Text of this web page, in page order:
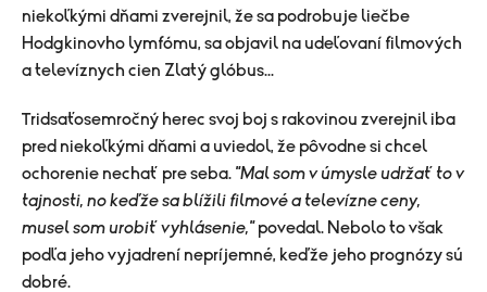
niekoľkými dňami zverejnil, že sa podrobuje liečbe
Hodgkinovho lymfómu, sa objavil na udeľovaní filmových
a televíznych cien Zlatý glóbus...
Tridsaťosemročný herec svoj boj s rakovinou zverejnil iba
pred niekoľkými dňami a uviedol, že pôvodne si chcel
ochorenie nechať pre seba. "Mal som v úmysle udržať to v
tajnosti, no keďže sa blížili filmové a televízne ceny,
musel som urobiť vyhlásenie,"povedal. Nebolo to však
podľa jeho vyjadrení nepríjemné, keďže jeho prognózy sú
dobré.